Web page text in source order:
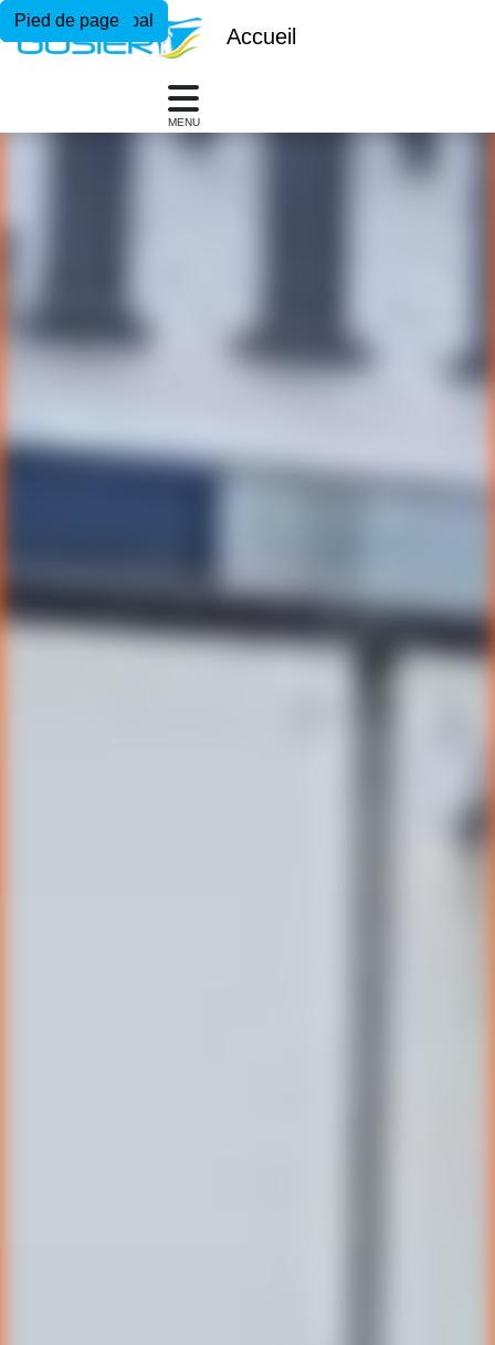
Menu principal
Contenu principal
Pied de page
Accueil
MENU